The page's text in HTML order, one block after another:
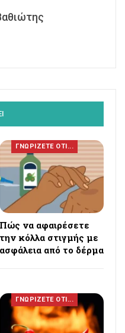
ΓΝΩΡΙΖΕΤΕ ΟΤΙ...
Πώς να αφαιρέσετε
την κόλλα στιγμής με
ασφάλεια από το δέρμα
ΓΝΩΡΙΖΕΤΕ ΟΤΙ...